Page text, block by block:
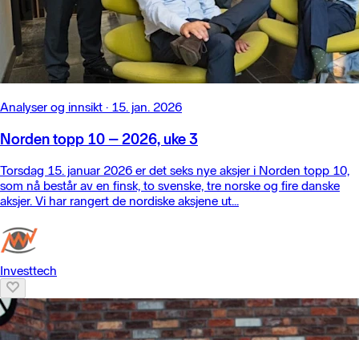
Analyser og innsikt · 15. jan. 2026
Norden topp 10 – 2026, uke 3
Torsdag 15. januar 2026 er det seks nye aksjer i Norden topp 10,
som nå består av en finsk, to svenske, tre norske og fire danske
aksjer. Vi har rangert de nordiske aksjene ut...
Investtech